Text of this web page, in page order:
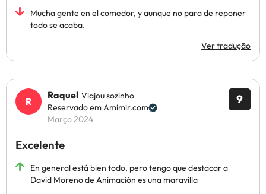
Mucha gente en el comedor, y aunque no para de reponer
todo se acaba.
Ver tradução
9
Raquel Viajou sozinho
Reservado em Amimir.com
Março 2024
Excelente
En general está bien todo, pero tengo que destacar a
David Moreno de Animación es una maravilla